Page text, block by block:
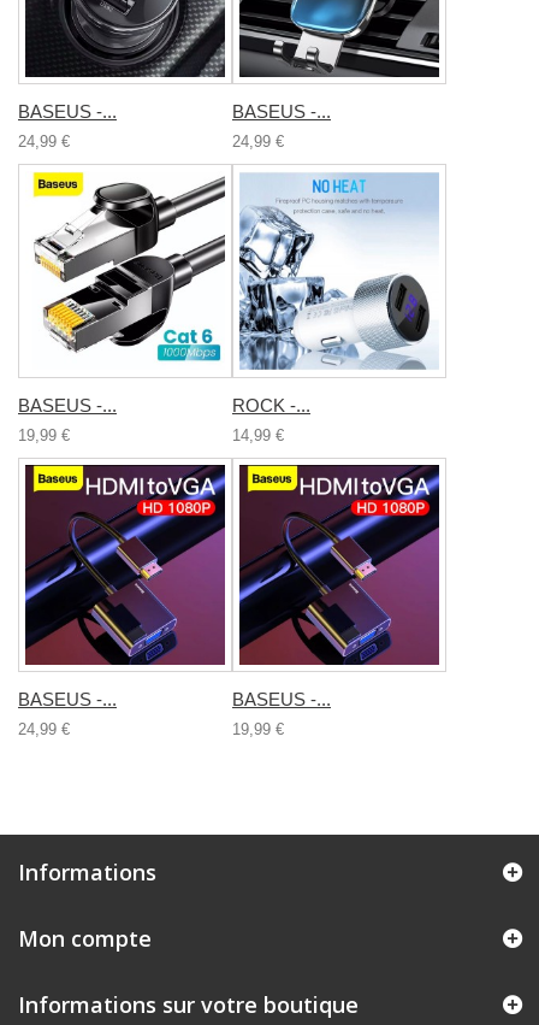
BASEUS -...
24,99 €
BASEUS -...
24,99 €
BASEUS -...
19,99 €
ROCK -...
14,99 €
BASEUS -...
24,99 €
BASEUS -...
19,99 €
Informations
Mon compte
Informations sur votre boutique